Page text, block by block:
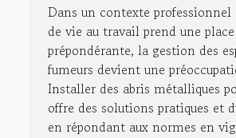
Dans un contexte professionnel
de vie au travail prend une place
prépondérante, la gestion des
fumeurs devient une
Installer des abris métalliques
offre des solutions pratiques et
en répondant aux normes en